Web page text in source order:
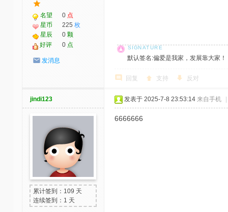
名望 0 点
星币
225 枚
星辰
0 颗
好评
0 点
发消息 默认签名:偏爱是我家，发展靠大家
回复 支持 反对
jindi123
累计签到：109 天
连续签到：1 天
发表于 2025-7-8 23:53:14 来自手机
6666666